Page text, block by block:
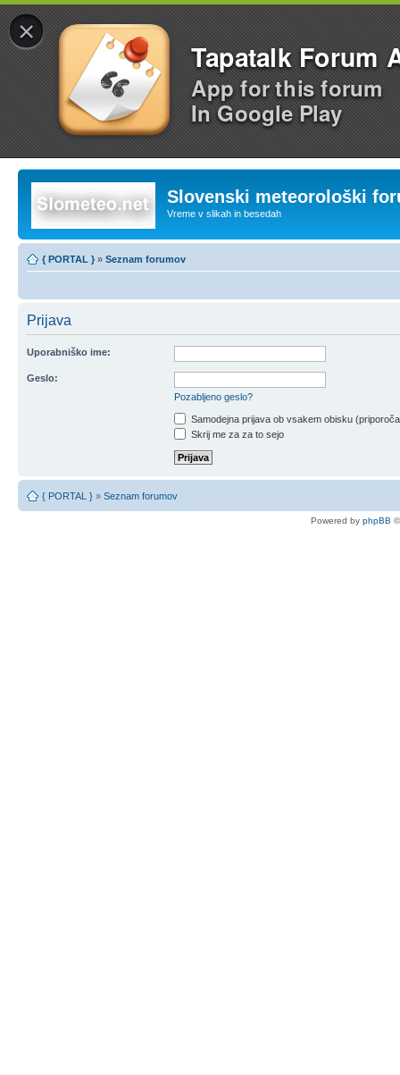
×
Tapatalk Forum
App for this forum
In Google Play
Slovenski meteorološki
Vreme v slikah in besedah
{ PORTAL } » Seznam forumov
Prijava
Uporabniško ime:
Geslo:
Pozabljeno geslo?
Samodejna prijava ob vsakem obisku
Skrij me za za to sejo
{ PORTAL } » Seznam forumov
Powered by phpBB